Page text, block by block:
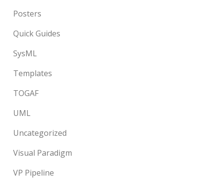
Posters
Quick Guides
SysML
Templates
TOGAF
UML
Uncategorized
Visual Paradigm
VP Pipeline